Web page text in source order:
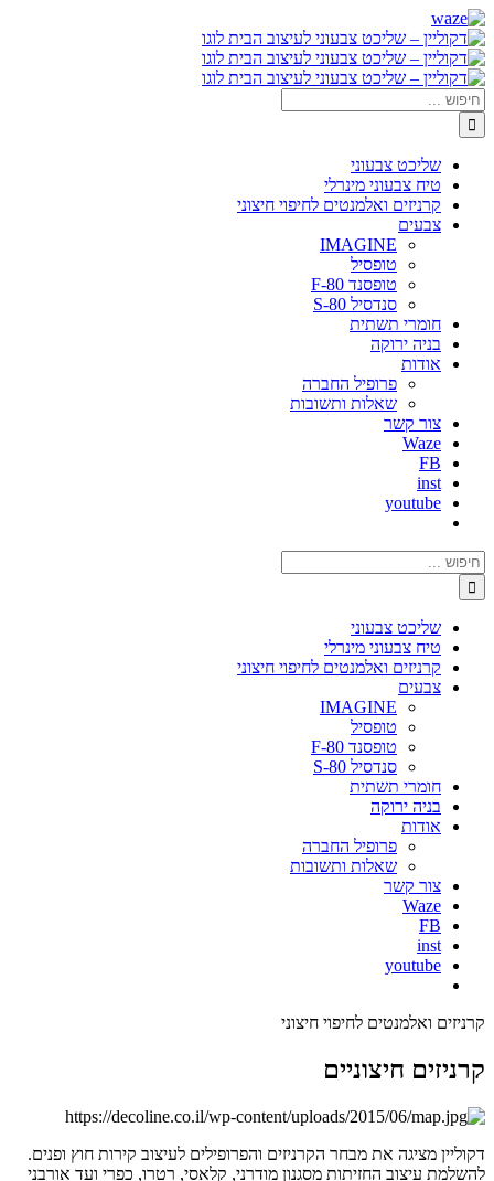
דלג
לתוכן
Waze
Facebook
חיפוש...
שליכט צבעוני
טיח צבעוני מינרלי
קרניזים ואלמנטים לחיפוי חיצוני
צבעים
IMAGINE
טופסיל
טופסנד F-80
סנדסיל S-80
חומרי תשתית
בניה ירוקה
אודות
פרופיל החברה
שאלות ותשובות
צור קשר
Waze
FB
inst
youtube
חיפוש...
שליכט צבעוני
טיח צבעוני מינרלי
קרניזים ואלמנטים לחיפוי חיצוני
צבעים
IMAGINE
טופסיל
טופסנד F-80
סנדסיל S-80
חומרי תשתית
בניה ירוקה
אודות
פרופיל החברה
שאלות ותשובות
צור קשר
Waze
FB
inst
youtube
קרניזים ואלמנטים לחיפוי חיצוני
קרניזים חיצוניים
דקוליין מציגה את מבחר הקרניזים והפרופילים לעיצוב קירות חוץ ופנים.
להשלמת עיצוב החזיתות מסגנון מודרני, קלאסי, רטרו, כפרי ועד אורבני